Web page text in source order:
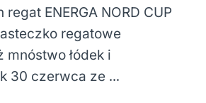
ENERGA NORD CUP
regatowe
mnóstwo łódek i
30 czerwca ze …